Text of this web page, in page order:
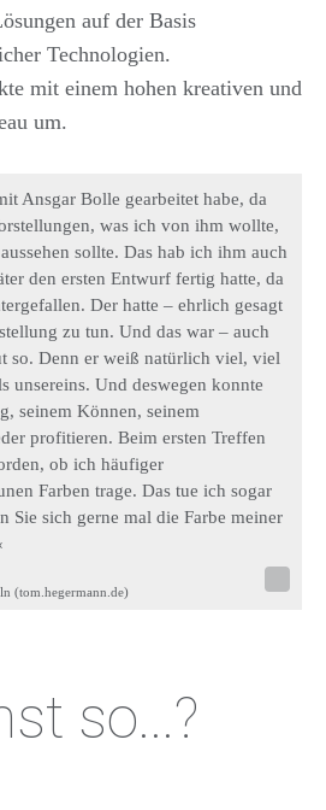
auf der Basis
Technologien.
mit einem hohen kreativen und
um.
Ansgar Bolle gearbeitet habe, da
was ich von ihm wollte,
sollte. Das hab ich ihm auch
den ersten Entwurf fertig hatte, da
Der hatte – ehrlich gesagt
zu tun. Und das war – auch
so. Denn er weiß natürlich viel, viel
unsereins. Und deswegen konnte
seinem Können, seinem
profitieren. Beim ersten Treffen
ob ich häufiger
Farben trage. Das tue ich sogar
Sie sich gerne mal die Farbe meiner
(tom.hegermann.de)
so...?